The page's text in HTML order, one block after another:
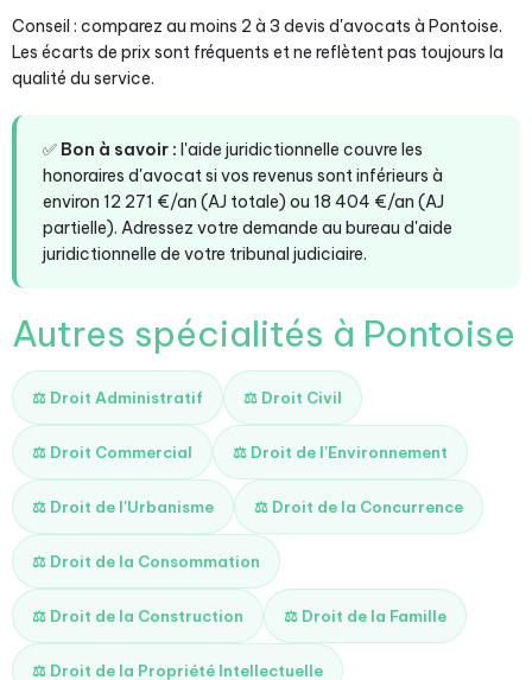
Conseil : comparez au moins 2 à 3 devis d'avocats à Pontoise.
Les écarts de prix sont fréquents et ne reflètent pas toujours la
qualité du service.
✅ Bon à savoir : l'aide juridictionnelle couvre les
honoraires d'avocat si vos revenus sont inférieurs à
environ 12 271 €/an (AJ totale) ou 18 404 €/an (AJ
partielle). Adressez votre demande au bureau d'aide
juridictionnelle de votre tribunal judiciaire.
Autres spécialités à Pontoise
⚖️ Droit Administratif ⚖️ Droit Civil
⚖️ Droit Commercial ⚖️ Droit de l'Environnement
⚖️ Droit de l'Urbanisme ⚖️ Droit de la Concurrence
⚖️ Droit de la Consommation
⚖️ Droit de la Construction ⚖️ Droit de la Famille
⚖️ Droit de la Propriété Intellectuelle